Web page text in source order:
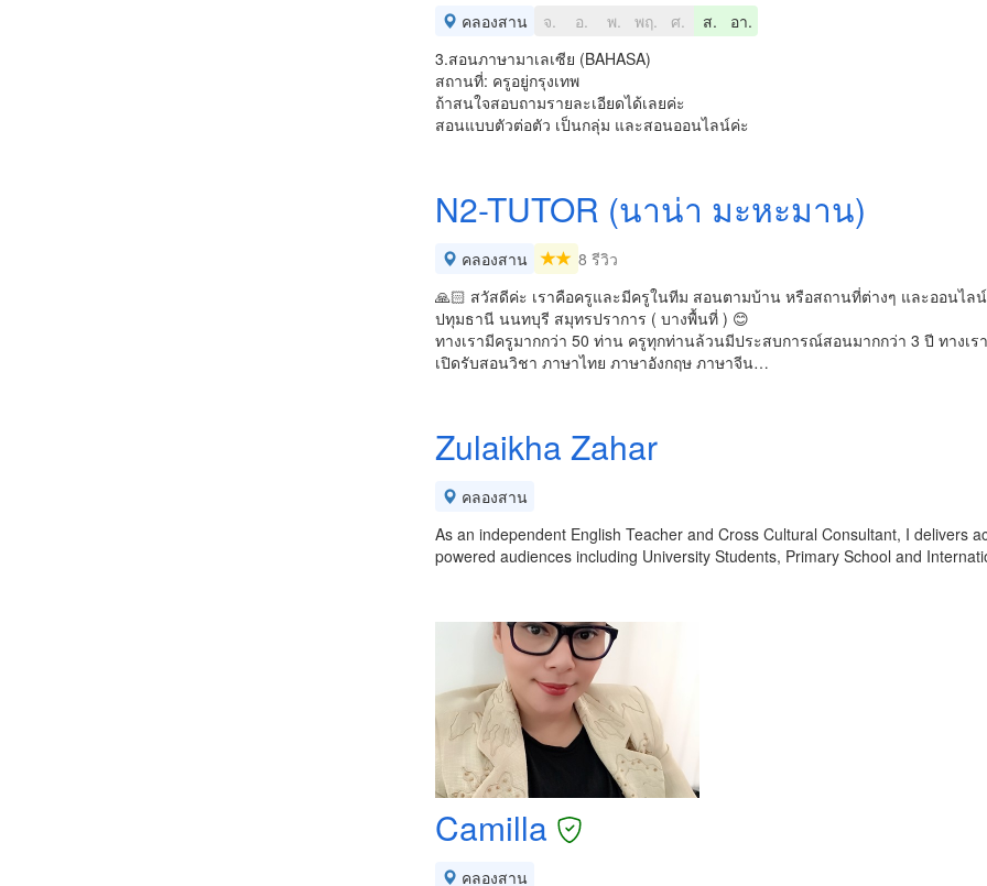
คลองสาน จ. อ. พ. พฤ. ศ. ส.
อา.
3.สอนภาษามาเลเซีย (BAHASA)
สถานที่: ครูอยู่กรุงเทพ
ถ้าสนใจสอบถามรายละเอียดได้เลยค่ะ
สอนแบบตัวต่อตัว เป็นกลุ่ม และสอนออนไลน์ค่ะ
N2-TUTOR (นาน่า มะหะมาน)
คลองสาน
8 รีวิว
🙏🏻 สวัสดีค่ะ เราคือครูและมีครูในทีม สอนตามบ้าน หรือสถานที่ต่างๆ และออนไล
ปทุมธานี นนทบุรี สมุทรปราการ ( บางพื้นที่ ) 😊
ทางเรามีครูมากกว่า 50 ท่าน ครูทุกท่านล้วนมีประสบการณ์สอนมากกว่า 3 ปี ทางเ
เปิดรับสอนวิชา ภาษาไทย ภาษาอังกฤษ ภาษาจีน…
Zulaikha Zahar
คลองสาน
As an independent English Teacher and Cross Cultural Consultant, I delivers
powered audiences including University Students, Primary School and
Camilla
คลองสาน